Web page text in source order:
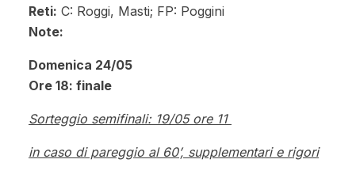
Reti: C: Roggi, Masti; FP: Poggini
Note:
Domenica 24/05
Ore 18: finale
Sorteggio semifinali: 19/05 ore 11
in caso di pareggio al 60’, supplementari e rigori